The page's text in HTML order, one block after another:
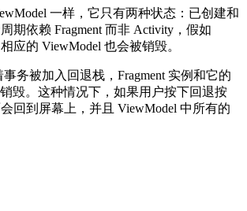
一样，它只有两种状态：已创建和
期依赖 Fragment 而非 Activity，假如
应的 ViewModel 也会被销毁。
事务被加入回退栈，Fragment 实例和它的
毁。这种情况下，如果用户按下回退按
回到屏幕上，并且 ViewModel 中所有的